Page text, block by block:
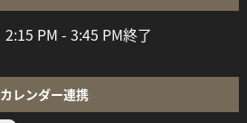
2:15 PM - 3:45 PM終了
カレンダー連携